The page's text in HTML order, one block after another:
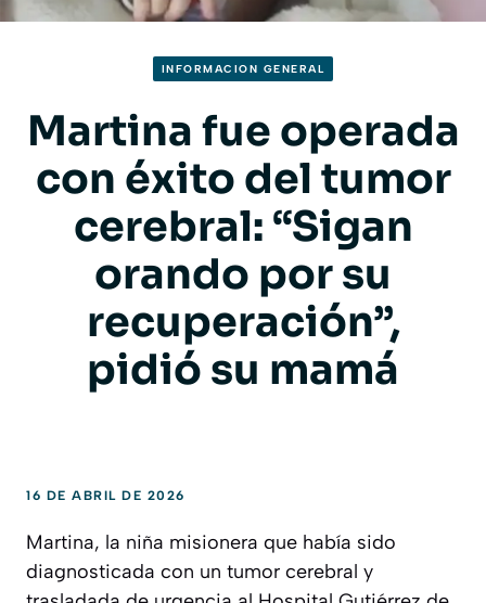
INFORMACION GENERAL
Martina fue operada
con éxito del tumor
cerebral: “Sigan
orando por su
recuperación”,
pidió su mamá
16 DE ABRIL DE 2026
Martina, la niña misionera que había sido
diagnosticada con un tumor cerebral y